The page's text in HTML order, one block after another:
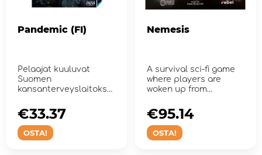
Pandemic (FI)
Pelaajat kuuluvat
Suomen
kansanterveyslaitokse
perustamaan biouhki...
OSTA!
€33.37
Nemesis
A survival sci-fi game
where players are
woken up from
of a space ...
OSTA!
€95.14